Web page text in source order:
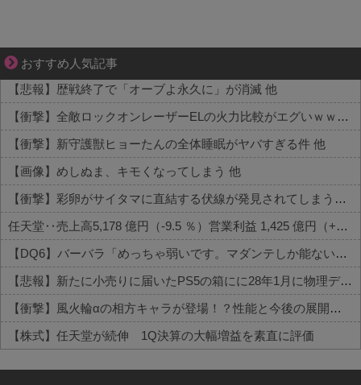
おすすめ人気記事
恋は疑惑に染まり、狂気へ変わる
【悲報】歴戦終了で「オーブよ永久に」が消滅 他
【衝撃】全敵ロックオンレーザーELの火力比較がエグいｗｗｗ 他
【衝撃】新守護獣ヒョーたんの全体睡眠がヤバすぎる件 他
【画像】めしぬま、キモくなってしまう 他
【衝撃】彩卵がサイタマに直結する伏線が発見されてしまうｗｗｗ 他
任天堂‥売上高5,178 億円（-9.5 ％）営業利益 1,425 億円（+150.5 %）
【DQ6】バーバラ「めっちゃ弱いです。マダンテしか能ないです。竜かもしれません。」←こいつが人気ある理由
【悲報】新たに小売りに届いたPS5の箱にに28年1月に物理ディスク終了しますとの記載が入る
【衝撃】風火輪αの相方キャラが登場！？性能と今後の展開がこちら
【株式】任天堂が続伸 1Q決算の大幅増益を素直に評価
Powered by livedoor 相互RSS